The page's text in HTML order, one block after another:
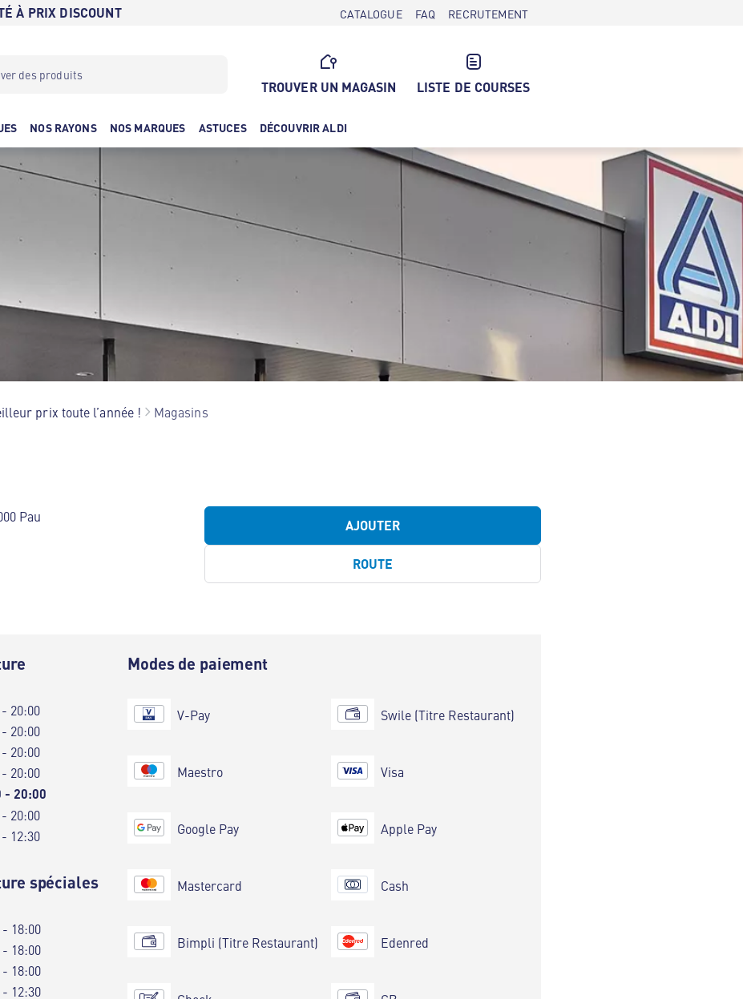
À PRIX DISCOUNT CATALOGUE FAQ RECRUTEMENT
TROUVER UN MAGASIN LISTE DE COURSES
NOS RAYONS NOS MARQUES ASTUCES DÉCOUVRIR ALDI
prix toute l’année ! Magasins
Pau AJOUTER
ROUTE
20:00
20:00
20:00
20:00
- 20:00
20:00
12:30
spéciales
- 18:00
- 18:00
- 18:00
- 12:30
Modes de paiement
V-Pay
Maestro
Google Pay
Mastercard
Bimpli (Titre Restaurant)
Swile (Titre Restaurant)
Visa
Apple Pay
Cash
Edenred